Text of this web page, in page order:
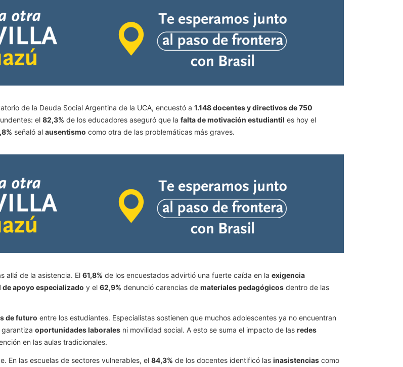
de la Deuda Social Argentina de la UCA, encuestó a 1.148 docentes y directivos de 750
el 82,3% de los educadores aseguró que la falta de motivación estudiantil es hoy el
señaló al ausentismo como otra de las problemáticas más graves.
allá de la asistencia. El 61,8% de los encuestados advirtió una fuerte caída en la exigencia
de apoyo especializado y el 62,9% denunció carencias de materiales pedagógicos dentro de las
de futuro entre los estudiantes. Especialistas sostienen que muchos adolescentes ya no encuentran
oportunidades laborales ni movilidad social. A esto se suma el impacto de las redes
en las aulas tradicionales.
En las escuelas de sectores vulnerables, el 84,3% de los docentes identificó las inasistencias como